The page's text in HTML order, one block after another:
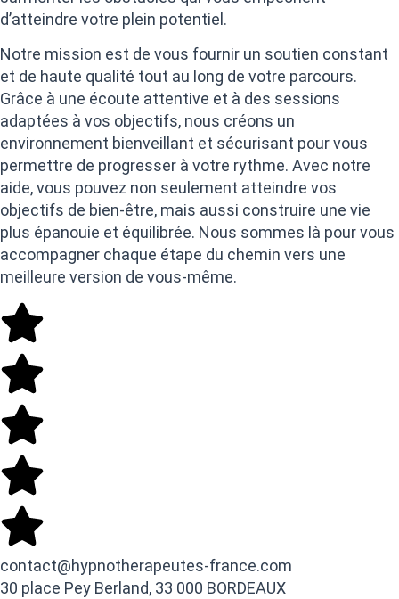
d’atteindre votre plein potentiel.
Notre mission est de vous fournir un soutien constant
et de haute qualité tout au long de votre parcours.
Grâce à une écoute attentive et à des sessions
adaptées à vos objectifs, nous créons un
environnement bienveillant et sécurisant pour vous
permettre de progresser à votre rythme. Avec notre
aide, vous pouvez non seulement atteindre vos
objectifs de bien-être, mais aussi construire une vie
plus épanouie et équilibrée. Nous sommes là pour vous
accompagner chaque étape du chemin vers une
meilleure version de vous-même.
contact@hypnotherapeutes-france.com
30 place Pey Berland, 33 000 BORDEAUX